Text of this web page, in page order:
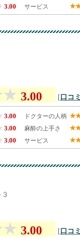
3.00
サービス
3.00 [口コ
3.00
3.00
3.00
ドクターの人柄
麻酔の上手さ
サービス
３
3.00 [口コ